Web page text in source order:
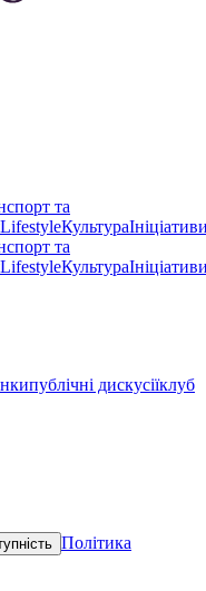
та
LifestyleКультура
та
LifestyleКультура
публічні дискусіїклуб
Політика